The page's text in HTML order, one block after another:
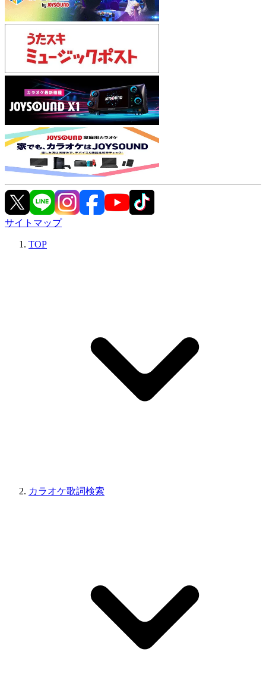
サイトマップ
TOP
カラオケ歌詞検索